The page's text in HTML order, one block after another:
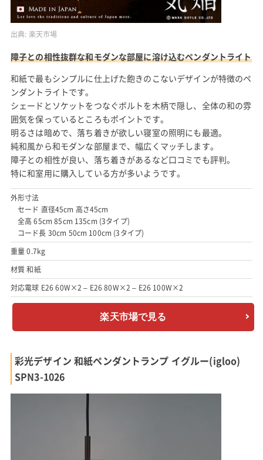
出典: 楽天市場
障子との相性抜群な和モダンな部屋に溶け込むペンダントライト
和紙で最もシンプルに仕上げた飽きのこないデザインが特徴のペ
ンダントライトです。
シェードとソケットをつなぐボルトを木柄で隠し、全体の和の雰
囲気を保っているところもポイントです。
明るさは暗めで、落ち着きが欲しい寝室の照明にも最適。
純和風から和モダンな部屋まで、幅広くマッチします。
障子との相性が良い、落ち着きがあるなど口コミでも評判。
特に和室用に購入している方が多いようです。
外形寸法
セード 直径45cm 高さ45cm
全高 65cm 85cm 135cm (3タイプ)
コード長 30cm 50cm 100cm (3タイプ)
重量 0.7kg
材質 和紙
対応電球 E26 60W×2 – E26 80W×2 – E26 100W×2
楽天市場で見る
彩光デザイン 和紙ペンダントランプ イグルー(igloo)
SPN3-1026